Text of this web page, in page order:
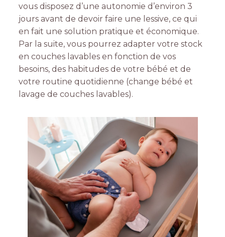
vous disposez d’une autonomie d’environ 3
jours avant de devoir faire une lessive, ce qui
en fait une solution pratique et économique.
Par la suite, vous pourrez adapter votre stock
en couches lavables en fonction de vos
besoins, des habitudes de votre bébé et de
votre routine quotidienne (change bébé et
lavage de couches lavables).